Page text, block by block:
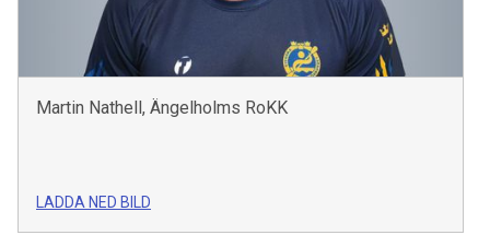
Martin Nathell, Ängelholms RoKK
LADDA NED BILD